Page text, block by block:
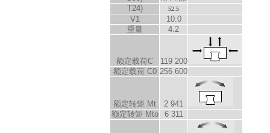
T24) 52.5
V1
10.0
重量
4.2
额定载荷C
119 200
额定载荷 C0 256 600
额定转矩 Mt
2 941
额定转矩 Mto 6 311